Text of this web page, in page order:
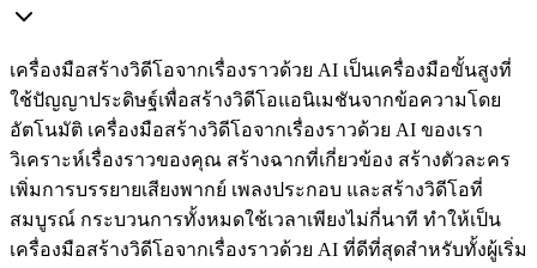
เครื่องมือสร้างวิดีโอจากเรื่องราวด้วย AI เป็นเครื่องมือขั้นสูงที่
ใช้ปัญญาประดิษฐ์เพื่อสร้างวิดีโอแอนิเมชันจากข้อความโดย
อัตโนมัติ เครื่องมือสร้างวิดีโอจากเรื่องราวด้วย AI ของเรา
วิเคราะห์เรื่องราวของคุณ สร้างฉากที่เกี่ยวข้อง สร้างตัวละคร
เพิ่มการบรรยายเสียงพากย์ เพลงประกอบ และสร้างวิดีโอที่
สมบูรณ์ กระบวนการทั้งหมดใช้เวลาเพียงไม่กี่นาที ทำให้เป็น
เครื่องมือสร้างวิดีโอจากเรื่องราวด้วย AI ที่ดีที่สุดสำหรับทั้งผู้เริ่ม